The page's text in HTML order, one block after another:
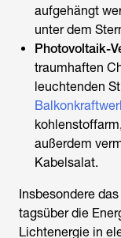
aufgehängt
unter dem
Photovoltaik-
traumhaften
leuchtenden
außerdem
Kabelsalat.
Insbesondere das
tagsüber die
Lichtenergie in